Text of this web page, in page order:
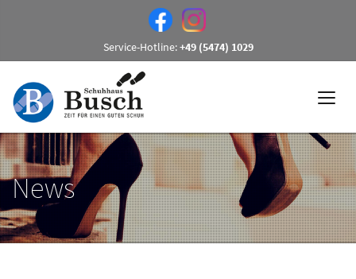
Service-Hotline:+49 (5474) 1029
News